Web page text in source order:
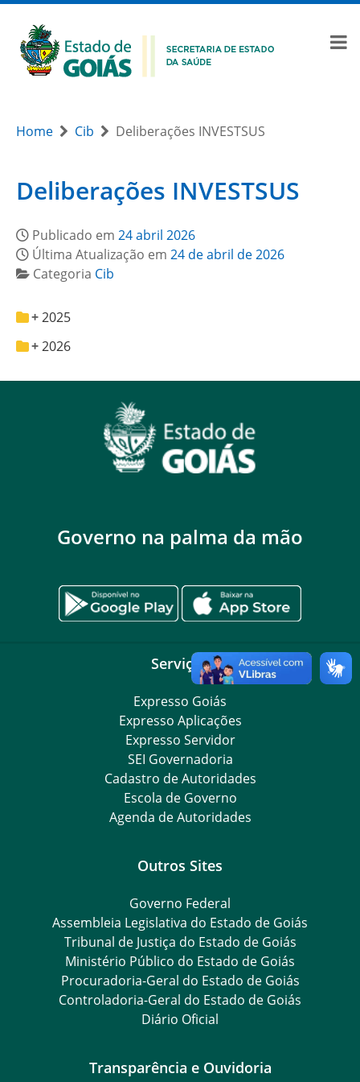
Home Cib Deliberações INVESTSUS
Deliberações INVESTSUS
Publicado em 24 abril 2026
Última Atualização em 24 de abril de 2026
Categoria Cib
2025
2026
Governo na palma da mão
Serviços
Expresso Goiás
Expresso Aplicações
Expresso Servidor
SEI Governadoria
Cadastro de Autoridades
Escola de Governo
Agenda de Autoridades
Outros Sites
Governo Federal
Assembleia Legislativa do Estado de Goiás
Tribunal de Justiça do Estado de Goiás
Ministério Público do Estado de Goiás
Procuradoria-Geral do Estado de Goiás
Controladoria-Geral do Estado de Goiás
Diário Oficial
Transparência e Ouvidoria